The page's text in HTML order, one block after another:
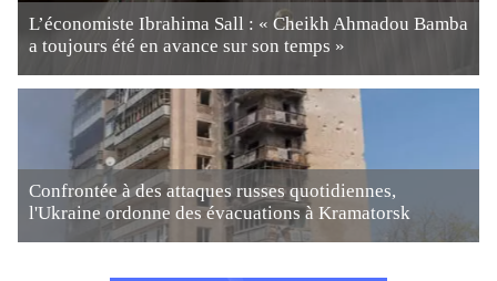
L’économiste Ibrahima Sall : « Cheikh Ahmadou Bamba
a toujours été en avance sur son temps »
Confrontée à des attaques russes quotidiennes,
l'Ukraine ordonne des évacuations à Kramatorsk